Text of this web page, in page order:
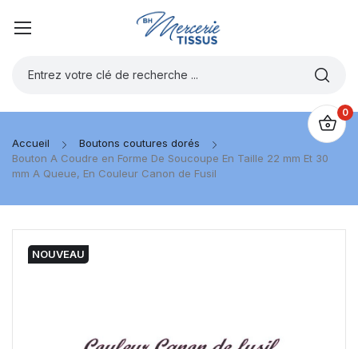
0
Accueil
Boutons coutures dorés
Bouton A Coudre en Forme De Soucoupe En Taille 22 mm Et 30
mm A Queue, En Couleur Canon de Fusil
NOUVEAU